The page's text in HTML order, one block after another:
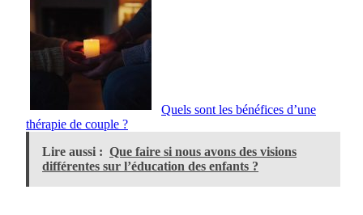
Quels sont les bénéfices d’une
thérapie de couple ?
Lire aussi : Que faire si nous avons des visions
différentes sur l’éducation des enfants ?